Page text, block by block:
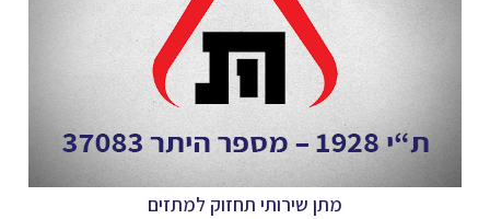
מתן שירותי תחזוק למתזים